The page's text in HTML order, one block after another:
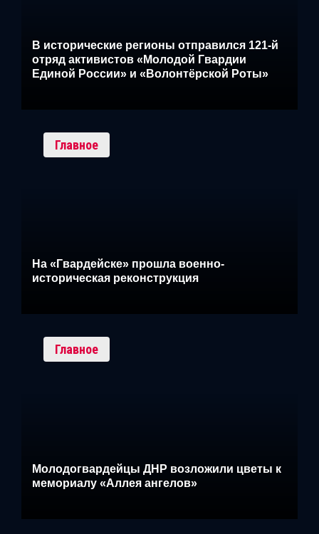
В исторические регионы отправился 121-й
отряд активистов «Молодой Гвардии
Единой России» и «Волонтёрской Роты»
Главное
На «Гвардейске» прошла военно-
историческая реконструкция
Главное
Молодогвардейцы ДНР возложили цветы к
мемориалу «Аллея ангелов»